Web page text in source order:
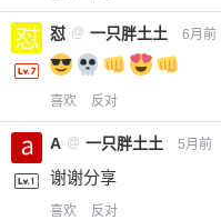
怼 @ 一只胖土土 6月前
喜欢 反对
A @ 一只胖土土 5月前
谢谢分享
喜欢 反对